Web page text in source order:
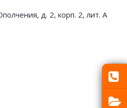
д. 2, корп. 2, лит. А